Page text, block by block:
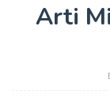
Arti